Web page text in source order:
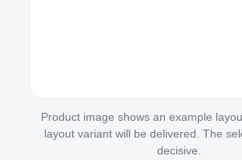
Product image shows an example
layout variant will be delivered. The
decisive.